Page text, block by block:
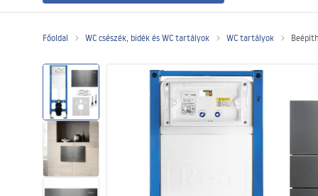
Zuhanyajtó
Zuhanytálcák
Zuhanylefolyók
Főoldal WC csészék, bidék és WC tartályok WC tartályok